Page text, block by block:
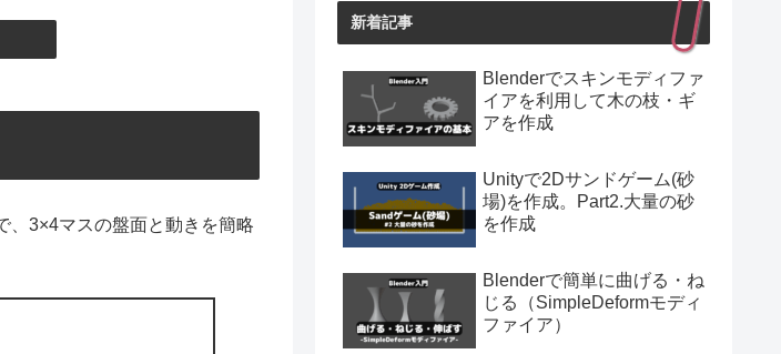
、3×4マスの盤面と動きを簡略
新着記事
Blenderでスキンモディファ
イアを利用して木の枝・ギ
アを作成
Unityで2Dサンドゲーム(砂
場)を作成。Part2.大量の砂
を作成
Blenderで簡単に曲げる・ね
じる（SimpleDeformモディ
ファイア）